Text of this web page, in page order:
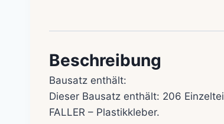
Beschreibung
Bausatz enthält:
Dieser Bausatz enthält: 206
FALLER – Plastikkleber.